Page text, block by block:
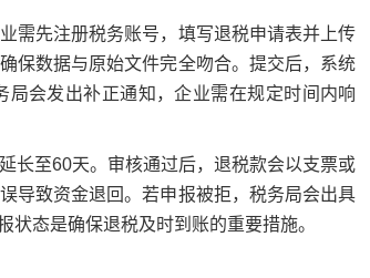
先注册税务账号，填写退税申请表并上传
保数据与原始文件完全吻合。提交后，系统
会发出补正通知，企业需在规定时间内响
至60天。审核通过后，退税款会以支票或
导致资金退回。若申报被拒，税务局会出具
态是确保退税及时到账的重要措施。